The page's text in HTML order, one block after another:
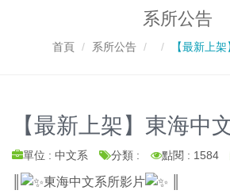
系所公告
首頁 系所公告 【最新上
【最新上架】東海中
單位 : 中文系 分類 : 點閱 : 1584
東海中文系所影片